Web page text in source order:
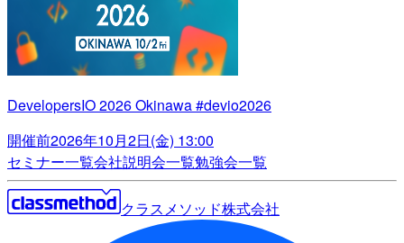
DevelopersIO 2026 Okinawa #devio2026
開催前2026年10月2日(金) 13:00
セミナー一覧会社説明会一覧勉強会一覧
クラスメソッド株式会社